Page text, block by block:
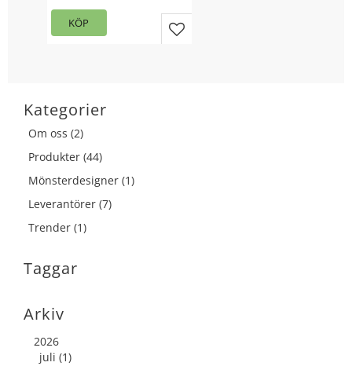
Lägg till i favoriter
KÖP
Kategorier
Om oss (2)
Produkter (44)
Mönsterdesigner (1)
Leverantörer (7)
Trender (1)
Taggar
Arkiv
2026
juli (1)